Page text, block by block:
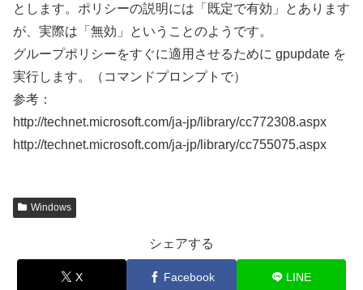
とします。ポリシーの説明には「既定で有効」とあります
が、実際は「無効」ということのようです。
グループポリシーをすぐに適用させるために gpupdate を
実行します。（コマンドプロンプトで）
参考：
http://technet.microsoft.com/ja-jp/library/cc772308.aspx
http://technet.microsoft.com/ja-jp/library/cc755075.aspx
Windows
シェアする
X Facebook LINE